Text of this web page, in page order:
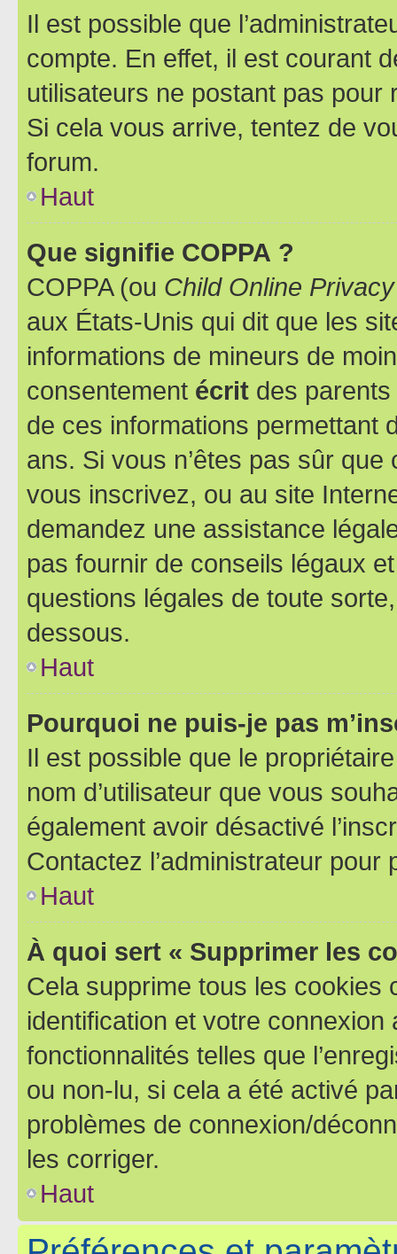
Il est possible que
compte. En effet, il est courant
utilisateurs ne postant pas pour
Si cela vous arrive, tentez de
forum.
Haut
Que signifie COPPA ?
COPPA (ou Child Online
aux États-Unis qui dit que les
informations de mineurs de
consentement écrit des parents
de ces informations permettant
ans. Si vous n’êtes pas sûr
vous inscrivez, ou au site
demandez une assistance
pas fournir de conseils légaux
questions légales de toute
dessous.
Haut
Pourquoi ne puis-je pas
Il est possible que le
nom d’utilisateur que vous
également avoir désactivé
Contactez l’administrateur
Haut
À quoi sert « Supprimer les
Cela supprime tous les cookies
identification et votre
fonctionnalités telles que
ou non-lu, si cela a été activé
problèmes de connexion/
les corriger.
Haut